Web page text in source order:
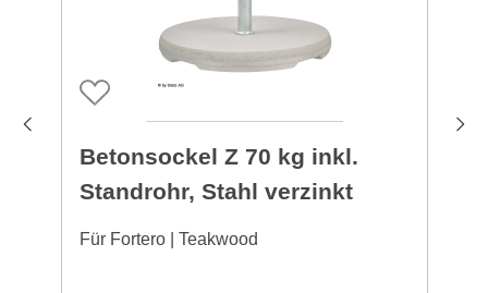
Betonsockel Z 70 kg inkl.
Standrohr, Stahl verzinkt
Für Fortero | Teakwood